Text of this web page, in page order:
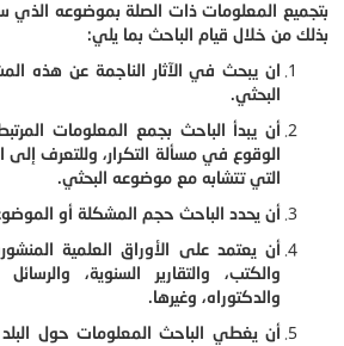
بتجميع المعلومات ذات الصلة بموضوعه الذي
بذلك من خلال قيام الباحث بما يلي:
ان يبحث في الآثار الناجمة عن هذه
البحثي.
أن يبدأ الباحث بجمع المعلومات
الوقوع في مسألة التكرار، وللتعرف إلى
التي تتشابه مع موضوعه البحثي.
أن يحدد الباحث حجم المشكلة أو
أن يعتمد على الأوراق العلمية
والكتب، والتقارير السنوية،
والدكتوراه، وغيرها.
أن يغطي الباحث المعلومات حول